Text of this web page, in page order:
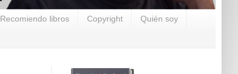
Recomiendo libros Copyright Quién soy